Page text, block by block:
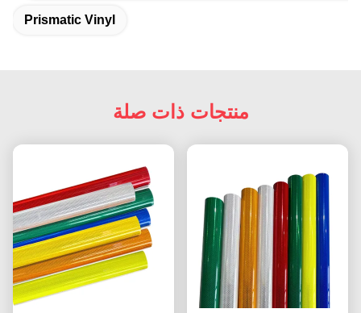
Prismatic Vinyl
منتجات ذات صلة